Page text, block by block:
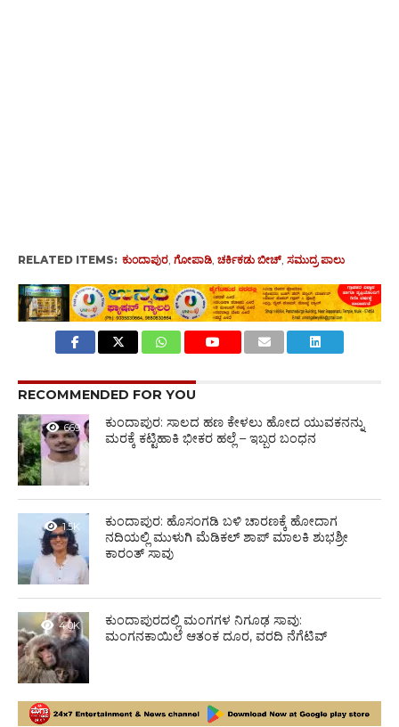
RELATED ITEMS: ಕುಂದಾಪುರ, ಗೋಪಾಡಿ, ಚರ್ಕಿಕಡು ಬೀಚ್‌, ಸಮುದ್ರ ಪಾಲು
RECOMMENDED FOR YOU
669
ಕುಂದಾಪುರ: ಸಾಲದ ಹಣ ಕೇಳಲು ಹೋದ ಯುವಕನನ್ನು
ಮರಕ್ಕೆ ಕಟ್ಟಿಹಾಕಿ ಭೀಕರ ಹಲ್ಲೆ – ಇಬ್ಬರ ಬಂಧನ
1.5K
ಕುಂದಾಪುರ: ಹೊಸಂಗಡಿ ಬಳಿ ಚಾರಣಕ್ಕೆ ಹೋದಾಗ
ನದಿಯಲ್ಲಿ ಮುಳುಗಿ ಮೆಡಿಕಲ್ ಶಾಪ್ ಮಾಲಕಿ ಶುಭಶ್ರೀ
ಕಾರಂತ್ ಸಾವು
4.0K
ಕುಂದಾಪುರದಲ್ಲಿ ಮಂಗಗಳ ನಿಗೂಢ ಸಾವು:
ಮಂಗನಕಾಯಿಲೆ ಆತಂಕ ದೂರ, ವರದಿ ನೆಗೆಟಿವ್